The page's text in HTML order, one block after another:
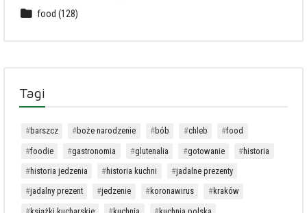
food (128)
Tagi
barszcz boże narodzenie bób chleb
food
foodie
gastronomia glutenalia gotowanie
historia
historia jedzenia
historia kuchni
jadalne prezenty
jadalny prezent
jedzenie koronawirus
kraków